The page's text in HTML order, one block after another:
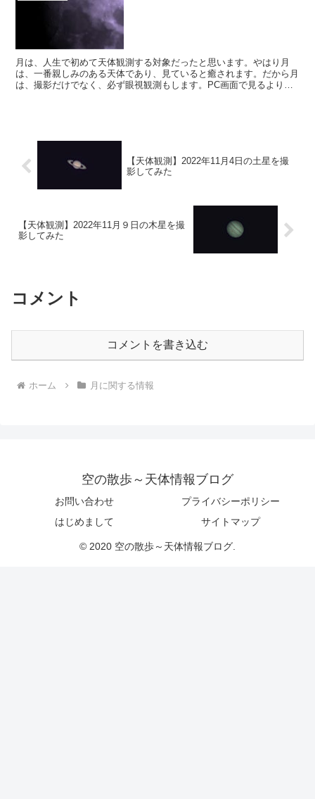
月は、人生で初めて天体観測する対象だったと思います。やはり月
は、一番親しみのある天体であり、見ていると癒されます。だから月
は、撮影だけでなく、必ず眼視観測もします。PC画面で見るよりも
【天体観測】2022年11月4日の土星を撮
影してみた
【天体観測】2022年11月９日の木星を撮
影してみた
コメント
コメントを書き込む
ホーム 月に関する情報
空の散歩～天体情報ブログ
お問い合わせ
プライバシーポリシー
はじめまして
サイトマップ
© 2020 空の散歩～天体情報ブログ.